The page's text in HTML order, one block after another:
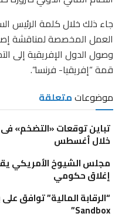
جاء ذلك خلال كلمة الرئيس
العمل المخصصة لمناقشة
وصول الدول الإفريقية إلى
قمة “إفريقيا- فرنسا”.
موضوعاتمتعلقة
تباين توقعات «التضخم»
خلال أغسطس
مجلس الشيوخ الأمريكي
إغلاق حكومي
Sandbox”